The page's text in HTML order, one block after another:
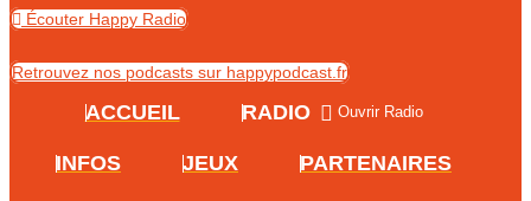
Écouter Happy Radio
Retrouvez nos podcasts sur happypodcast.fr
ACCUEIL RADIO Ouvrir Radio
INFOS JEUX PARTENAIRES